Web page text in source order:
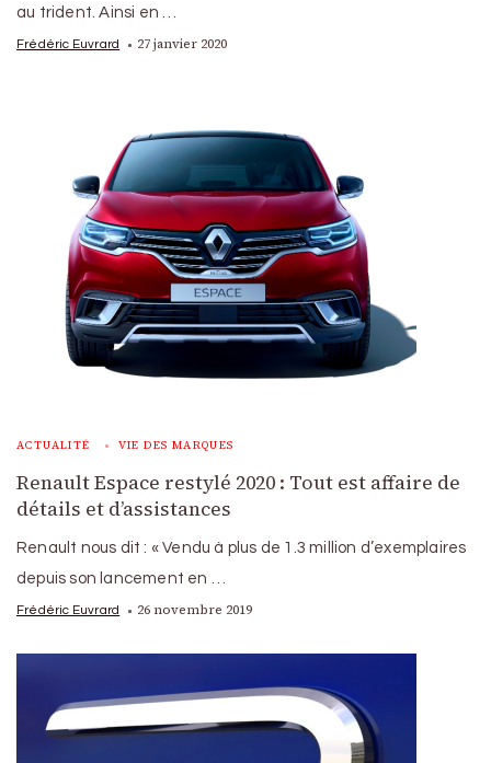
au trident. Ainsi en …
Frédéric Euvrard 27 janvier 2020
ACTUALITÉ VIE DES MARQUES
Renault Espace restylé 2020 : Tout est affaire de
détails et d’assistances
Renault nous dit : « Vendu à plus de 1.3 million d’exemplaires
depuis son lancement en …
Frédéric Euvrard 26 novembre 2019